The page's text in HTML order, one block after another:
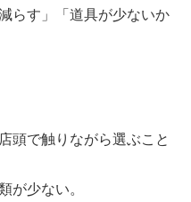
らす」「道具が少ないか
頭で触りながら選ぶこと
少ない。